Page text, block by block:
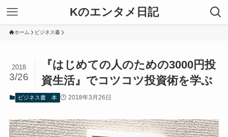
Kのエンタメ日記
ホーム ビジネス書
『はじめての人のための3000円投
資生活』でコツコツ投資術を学ぶ
2018
3/26
ビジネス書 本 2018年3月26日